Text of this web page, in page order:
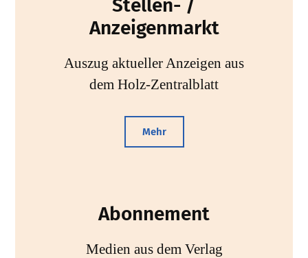
Stellen- /
Anzeigenmarkt
Auszug aktueller Anzeigen aus
dem Holz-Zentralblatt
Mehr
Abonnement
Medien aus dem Verlag